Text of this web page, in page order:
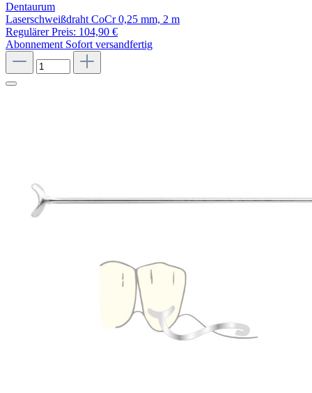
Dentaurum
Laserschweißdraht CoCr 0,25 mm, 2 m
Regulärer Preis: 104,90 €
Abonnement Sofort versandfertig